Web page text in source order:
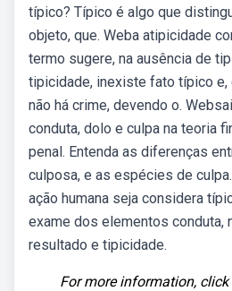
típico? Típico é algo que
objeto, que. Weba atipicidade
termo sugere, na ausência de
tipicidade, inexiste fato típico e,
não há crime, devendo o.
conduta, dolo e culpa na teoria
penal. Entenda as diferenças
culposa, e as espécies de
ação humana seja considera
exame dos elementos conduta,
resultado e tipicidade.
For more information,